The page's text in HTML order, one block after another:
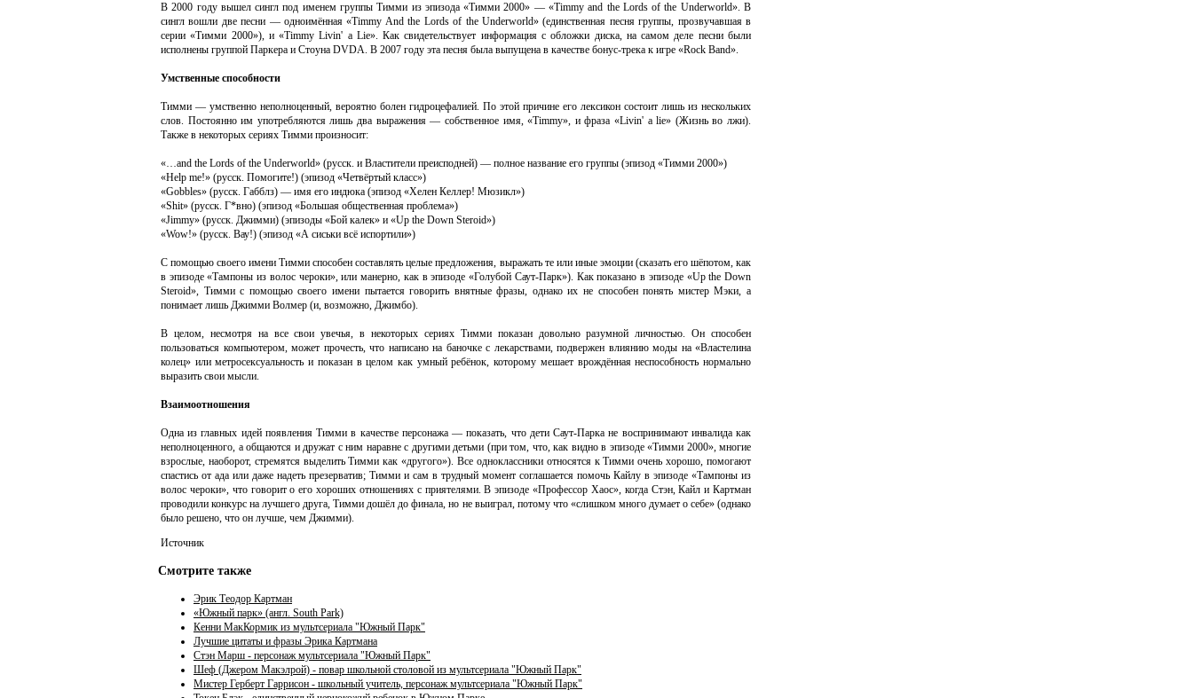
В 2000 году вышел сингл под именем группы Тимми из эпизода «Тимми 2000» — «Timmy and the Lords of the Underworld». В
сингл вошли две песни — одноимённая «Timmy And the Lords of the Underworld» (единственная песня группы, прозвучавшая в
серии «Тимми 2000»), и «Timmy Livin' a Lie». Как свидетельствует информация с обложки диска, на самом деле песни были
исполнены группой Паркера и Стоуна DVDA. В 2007 году эта песня была выпущена в качестве бонус-трека к игре «Rock Band».
Умственные способности
Тимми — умственно неполноценный, вероятно болен гидроцефалией. По этой причине его лексикон состоит лишь из нескольких
слов. Постоянно им употребляются лишь два выражения — собственное имя, «Timmy», и фраза «Livin' a lie» (Жизнь во лжи).
Также в некоторых сериях Тимми произносит:
«…and the Lords of the Underworld» (русск. и Властители преисподней) — полное название его группы (эпизод «Тимми 2000»)
«Help me!» (русск. Помогите!) (эпизод «Четвёртый класс»)
«Gobbles» (русск. Габблз) — имя его индюка (эпизод «Хелен Келлер! Мюзикл»)
«Shit» (русск. Г*вно) (эпизод «Большая общественная проблема»)
«Jimmy» (русск. Джимми) (эпизоды «Бой калек» и «Up the Down Steroid»)
«Wow!» (русск. Вау!) (эпизод «А сиськи всё испортили»)
С помощью своего имени Тимми способен составлять целые предложения, выражать те или иные эмоции (сказать его шёпотом, как
в эпизоде «Тампоны из волос чероки», или манерно, как в эпизоде «Голубой Саут-Парк»). Как показано в эпизоде «Up the Down
Steroid», Тимми с помощью своего имени пытается говорить внятные фразы, однако их не способен понять мистер Мэки, а
понимает лишь Джимми Волмер (и, возможно, Джимбо).
В целом, несмотря на все свои увечья, в некоторых сериях Тимми показан довольно разумной личностью. Он способен
пользоваться компьютером, может прочесть, что написано на баночке с лекарствами, подвержен влиянию моды на «Властелина
колец» или метросексуальность и показан в целом как умный ребёнок, которому мешает врождённая неспособность нормально
выразить свои мысли.
Взаимоотношения
Одна из главных идей появления Тимми в качестве персонажа — показать, что дети Саут-Парка не воспринимают инвалида как
неполноценного, а общаются и дружат с ним наравне с другими детьми (при том, что, как видно в эпизоде «Тимми 2000», многие
взрослые, наоборот, стремятся выделить Тимми как «другого»). Все одноклассники относятся к Тимми очень хорошо, помогают
спастись от ада или даже надеть презерватив; Тимми и сам в трудный момент соглашается помочь Кайлу в эпизоде «Тампоны из
волос чероки», что говорит о его хороших отношениях с приятелями. В эпизоде «Профессор Хаос», когда Стэн, Кайл и Картман
проводили конкурс на лучшего друга, Тимми дошёл до финала, но не выиграл, потому что «слишком много думает о себе» (однако
было решено, что он лучше, чем Джимми).
Источник
Смотрите также
Эрик Теодор Картман
«Южный парк» (англ. South Park)
Кенни МакКормик из мультсериала "Южный Парк"
Лучшие цитаты и фразы Эрика Картмана
Стэн Марш - персонаж мультсериала "Южный Парк"
Шеф (Джером Макэлрой) - повар школьной столовой из мультсериала "Южный Парк"
Мистер Герберт Гаррисон - школьный учитель, персонаж мультсериала "Южный Парк"